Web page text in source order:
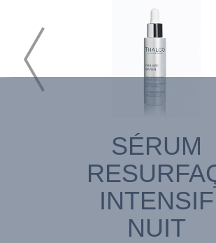
SÉRUM
INTENSIF
NUIT